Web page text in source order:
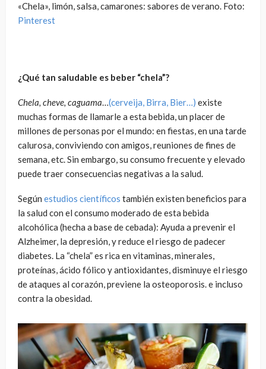
«Chela», limón, salsa, camarones: sabores de verano. Foto:
Pinterest
¿Qué tan saludable es beber “chela”?
Chela, cheve, caguama…(cerveija, Birra, Bier…) existe
muchas formas de llamarle a esta bebida, un placer de
millones de personas por el mundo: en fiestas, en una tarde
calurosa, conviviendo con amigos, reuniones de fines de
semana, etc. Sin embargo, su consumo frecuente y elevado
puede traer consecuencias negativas a la salud.
Según estudios científicos también existen beneficios para
la salud con el consumo moderado de esta bebida
alcohólica (hecha a base de cebada): Ayuda a prevenir el
Alzheimer, la depresión, y reduce el riesgo de padecer
diabetes. La “chela” es rica en vitaminas, minerales,
proteínas, ácido fólico y antioxidantes, disminuye el riesgo
de ataques al corazón, previene la osteoporosis. e incluso
contra la obesidad.